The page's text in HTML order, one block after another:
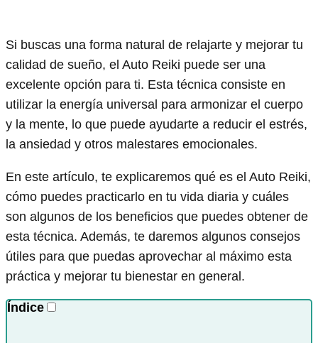
Si buscas una forma natural de relajarte y mejorar tu
calidad de sueño, el Auto Reiki puede ser una
excelente opción para ti. Esta técnica consiste en
utilizar la energía universal para armonizar el cuerpo
y la mente, lo que puede ayudarte a reducir el estrés,
la ansiedad y otros malestares emocionales.
En este artículo, te explicaremos qué es el Auto Reiki,
cómo puedes practicarlo en tu vida diaria y cuáles
son algunos de los beneficios que puedes obtener de
esta técnica. Además, te daremos algunos consejos
útiles para que puedas aprovechar al máximo esta
práctica y mejorar tu bienestar en general.
Índice